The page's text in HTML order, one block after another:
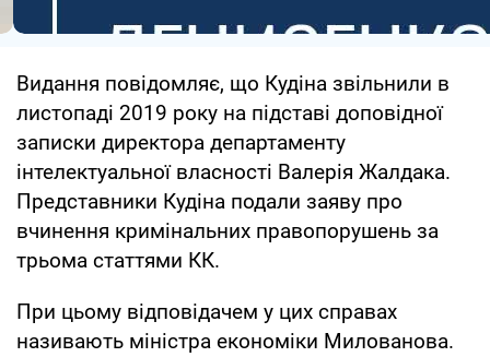
Видання повідомляє, що Кудіна звільнили в
листопаді 2019 року на підставі доповідної
записки директора департаменту
інтелектуальної власності Валерія Жалдака.
Представники Кудіна подали заяву про
вчинення кримінальних правопорушень за
трьома статтями КК.
При цьому відповідачем у цих справах
називають міністра економіки Милованова.